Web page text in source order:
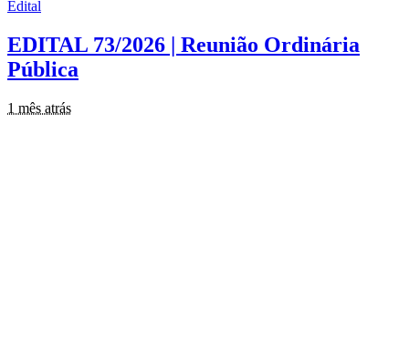
Edital
EDITAL 73/2026 | Reunião Ordinária
Pública
1 mês atrás